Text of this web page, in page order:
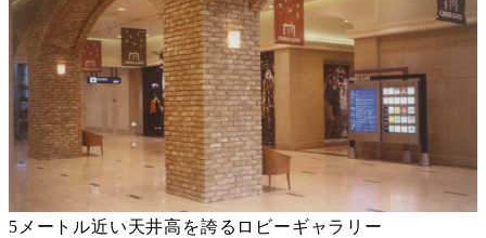
5メートル近い天井高を誇るロビーギャラリー